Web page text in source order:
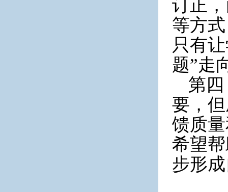
订正
等方
只有
题”走
第
要，
馈质
希望
步形